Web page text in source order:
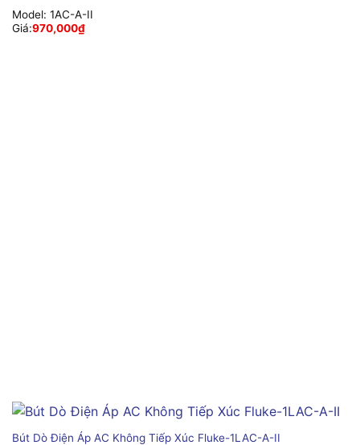
Model: 1AC-A-II
Giá:970,000₫
Bút Dò Điện Áp AC Không Tiếp Xúc Fluke-1LAC-A-II